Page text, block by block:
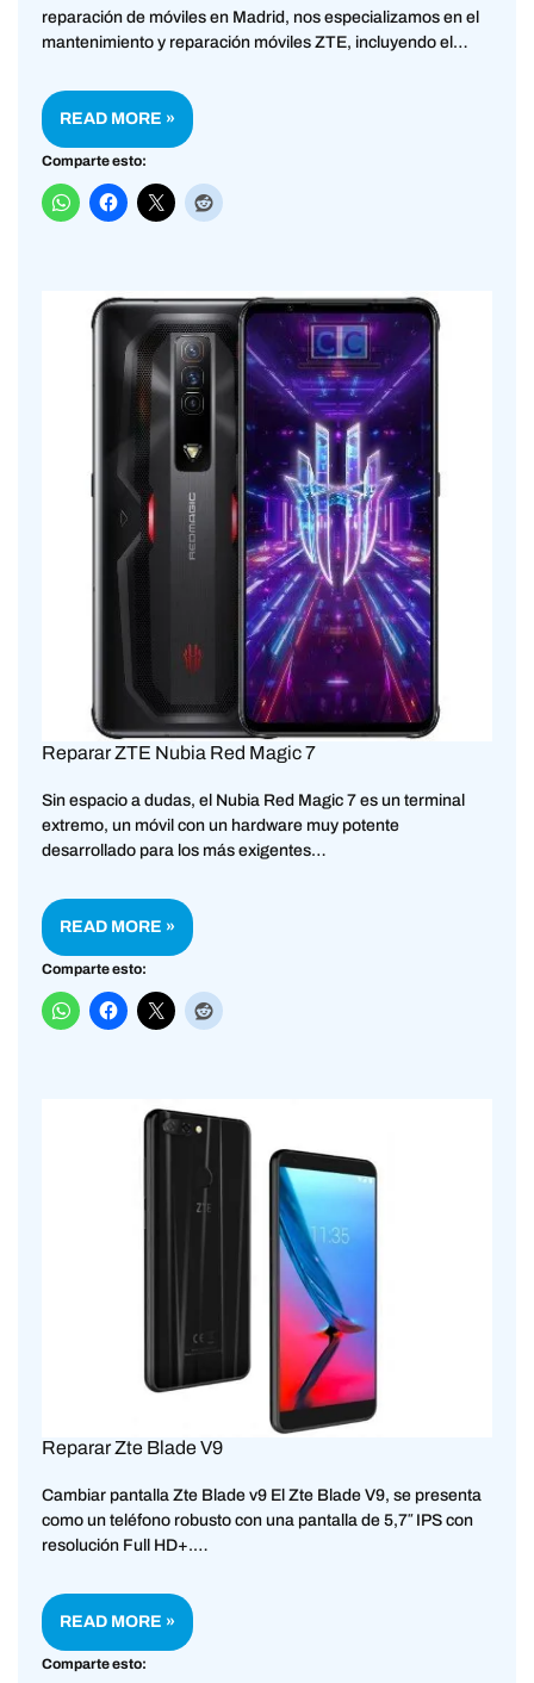
reparación de móviles en Madrid, nos especializamos en el
mantenimiento y reparación móviles ZTE, incluyendo el…
READ MORE »
Comparte esto:
Reparar ZTE Nubia Red Magic 7
Sin espacio a dudas, el Nubia Red Magic 7 es un terminal
extremo, un móvil con un hardware muy potente
desarrollado para los más exigentes…
READ MORE »
Comparte esto:
Reparar Zte Blade V9
Cambiar pantalla Zte Blade v9 El Zte Blade V9, se presenta
como un teléfono robusto con una pantalla de 5,7″ IPS con
resolución Full HD+.…
READ MORE »
Comparte esto: